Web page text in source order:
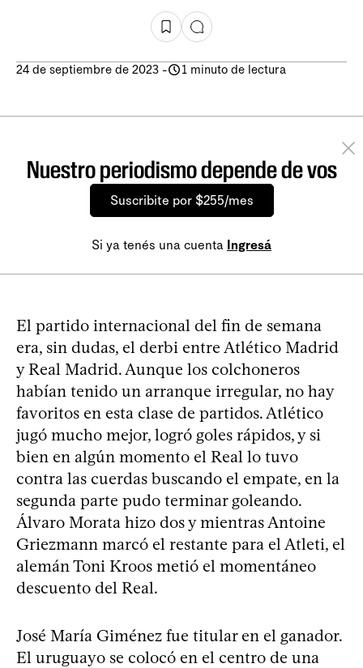
24 de septiembre de 2023 - 1 minuto de lectura
Nuestro periodismo depende de vos
Suscribite por $255/mes
Si ya tenés una cuenta Ingresá
El partido internacional del fin de semana
era, sin dudas, el derbi entre Atlético Madrid
y Real Madrid. Aunque los colchoneros
habían tenido un arranque irregular, no hay
favoritos en esta clase de partidos. Atlético
jugó mucho mejor, logró goles rápidos, y si
bien en algún momento el Real lo tuvo
contra las cuerdas buscando el empate, en la
segunda parte pudo terminar goleando.
Álvaro Morata hizo dos y mientras Antoine
Griezmann marcó el restante para el Atleti, el
alemán Toni Kroos metió el momentáneo
descuento del Real.
José María Giménez fue titular en el ganador.
El uruguayo se colocó en el centro de una